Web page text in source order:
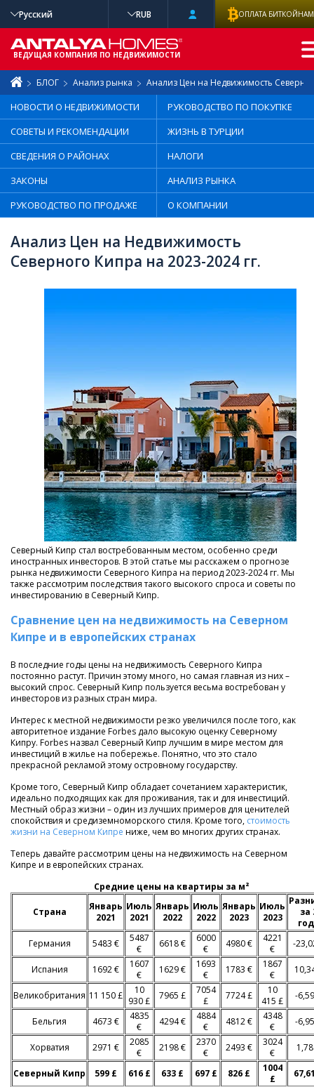
БЛОГ Анализ рынка Анализ Цен на Недвижимость
НОВОСТИ О НЕДВИЖИМОСТИ
РУКОВОДСТВО ПО ПОКУПКЕ
СОВЕТЫ И РЕКОМЕНДАЦИИ
ЖИЗНЬ В ТУРЦИИ
СВЕДЕНИЯ О РАЙОНАХ
НАЛОГИ
ЗАКОНЫ
АНАЛИЗ РЫНКА
РУКОВОДСТВО ПО ПРОДАЖЕ
О КОМПАНИИ
Анализ Цен на Недвижимость
Северного Кипра на 2023-2024 гг.
Северный Кипр стал востребованным местом, особенно среди
иностранных инвесторов. В этой статье мы расскажем о прогнозе
рынка недвижимости Северного Кипра на период 2023-2024 гг. Мы
также рассмотрим последствия такого высокого спроса и советы по
инвестированию в Северный Кипр.
Сравнение цен на недвижимость на Северном
Кипре и в европейских странах
В последние годы цены на недвижимость Северного Кипра
постоянно растут. Причин этому много, но самая главная из них –
высокий спрос. Северный Кипр пользуется весьма востребован у
инвесторов из разных стран мира.
Интерес к местной недвижимости резко увеличился после того, как
авторитетное издание Forbes дало высокую оценку Северному
Кипру. Forbes назвал Северный Кипр лучшим в мире местом для
инвестиций в жилье на побережье. Понятно, что это стало
прекрасной рекламой этому островному государству.
Кроме того, Северный Кипр обладает сочетанием характеристик,
идеально подходящих как для проживания, так и для инвестиций.
Местный образ жизни – один из лучших примеров для ценителей
спокойствия и средиземноморского стиля. Кроме того, стоимость
жизни на Северном Кипре ниже, чем во многих других странах.
Теперь давайте рассмотрим цены на недвижимость на Северном
Кипре и в европейских странах.
Средние цены на квартиры за м²
Страна
Январь
2021
Июль
2021
Январь
2022
Июль
2022
Январь
2023
Июль
2023
за
Германия
5483 €
5487
€
6618 €
6000
€
4980 €
4221
€
-
Испания 1692 €
1607
€
1629 €
1693
€
1783 €
1867
€
Великобритания 11 150 £
10
930 £
7965 £
7054
£
7724 £
10
415 £
-
Бельгия 4673 €
4835
€
4294 €
4884
€
4812 €
4348
€
-
Хорватия 2971 €
2085
€
2198 €
2370
€
2493 €
3024
€
Северный Кипр 599 £ 616 £ 633 £ 697 £ 826 £
1004
£
Русский RUB ОПЛАТА
ВЕДУЩАЯ КОМПАНИЯ ПО НЕДВИЖИМОСТИ
РАСШИРЕННЫ
Й ПОИСК